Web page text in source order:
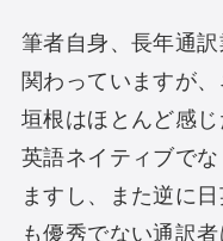
筆者自身、長年通
関わっていますが
垣根はほとんど感じ
英語ネイティブで
ますし、また逆に
も優秀でない通訳者